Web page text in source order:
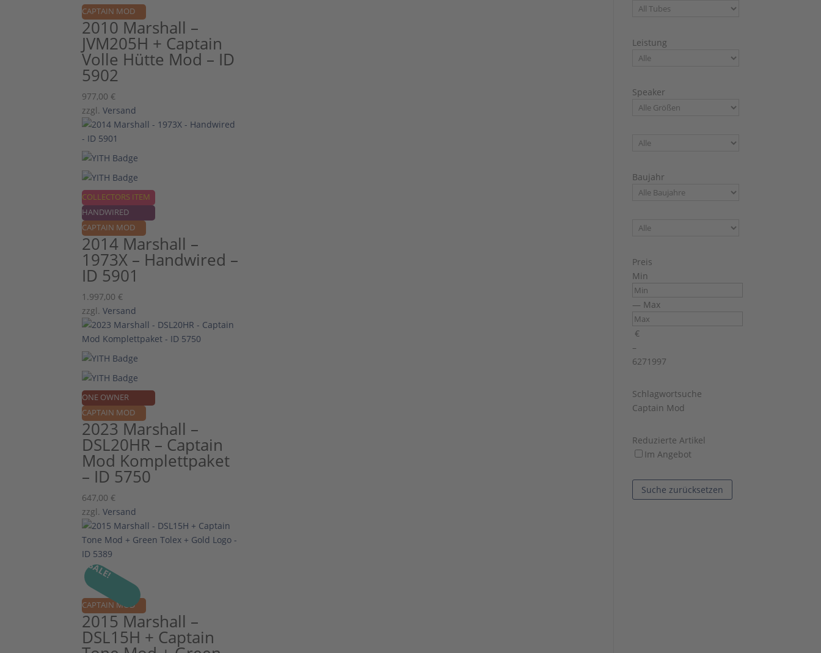
CAPTAIN MOD
2010 Marshall –
JVM205H + Captain
Volle Hütte Mod – ID
5902
977,00 €
zzgl.Versand
COLLECTORS ITEM
HANDWIRED
CAPTAIN MOD
2014 Marshall –
1973X – Handwired –
ID 5901
1.997,00 €
zzgl.Versand
ONE OWNER
CAPTAIN MOD
2023 Marshall –
DSL20HR – Captain
Mod Komplettpaket
– ID 5750
647,00 €
zzgl.Versand
SALE!
CAPTAIN MOD
2015 Marshall –
DSL15H + Captain
Leistung
Speaker
Baujahr
Preis
Min
— Max
€
–
6271997
Schlagwortsuche
Captain Mod
Reduzierte Artikel
Im Angebot
Suche zurücksetzen